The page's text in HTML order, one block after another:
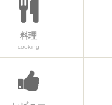
料理
cooking